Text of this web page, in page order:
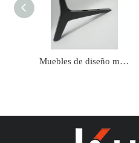
Muebles de diseño más nuevos personalizados, patas de sofá negras doradas